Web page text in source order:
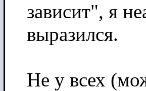
зависит", я
выразился.
Не у всех